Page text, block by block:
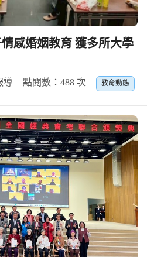
感婚姻教育 獲多所大學
導 點閱數：488 次 教育動態